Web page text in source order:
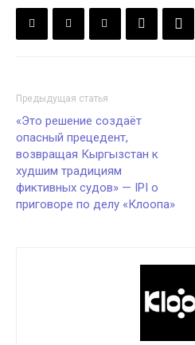
Предыдущая статья
«Это решение создаёт
опасный прецедент,
возвращая Кыргызстан к
худшим традициям
фиктивных судов» — IPI о
приговоре по делу «Клоопа»